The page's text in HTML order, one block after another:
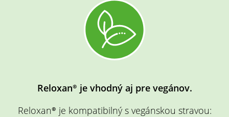
Reloxan® je vhodný aj pre vegánov.
Reloxan® je kompatibilný s vegánskou stravou: